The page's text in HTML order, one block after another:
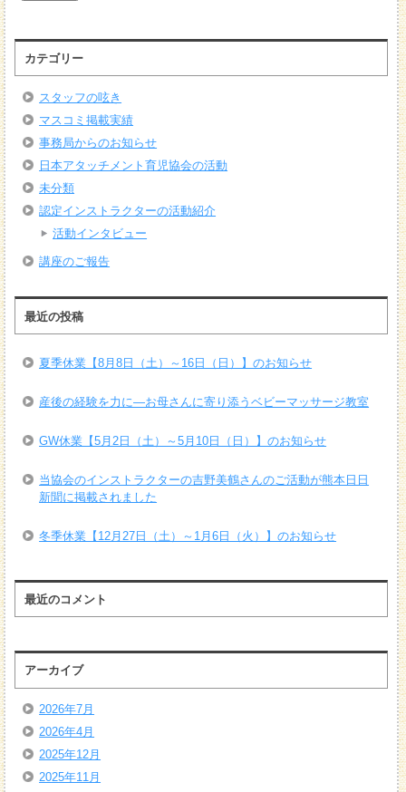
カテゴリー
スタッフの呟き
マスコミ掲載実績
事務局からのお知らせ
日本アタッチメント育児協会の活動
未分類
認定インストラクターの活動紹介
活動インタビュー
講座のご報告
最近の投稿
夏季休業【8月8日（土）～16日（日）】のお知らせ
産後の経験を力に―お母さんに寄り添うベビーマッサージ教室
GW休業【5月2日（土）～5月10日（日）】のお知らせ
当協会のインストラクターの吉野美鶴さんのご活動が熊本日日
新聞に掲載されました
冬季休業【12月27日（土）～1月6日（火）】のお知らせ
最近のコメント
アーカイブ
2026年7月
2026年4月
2025年12月
2025年11月